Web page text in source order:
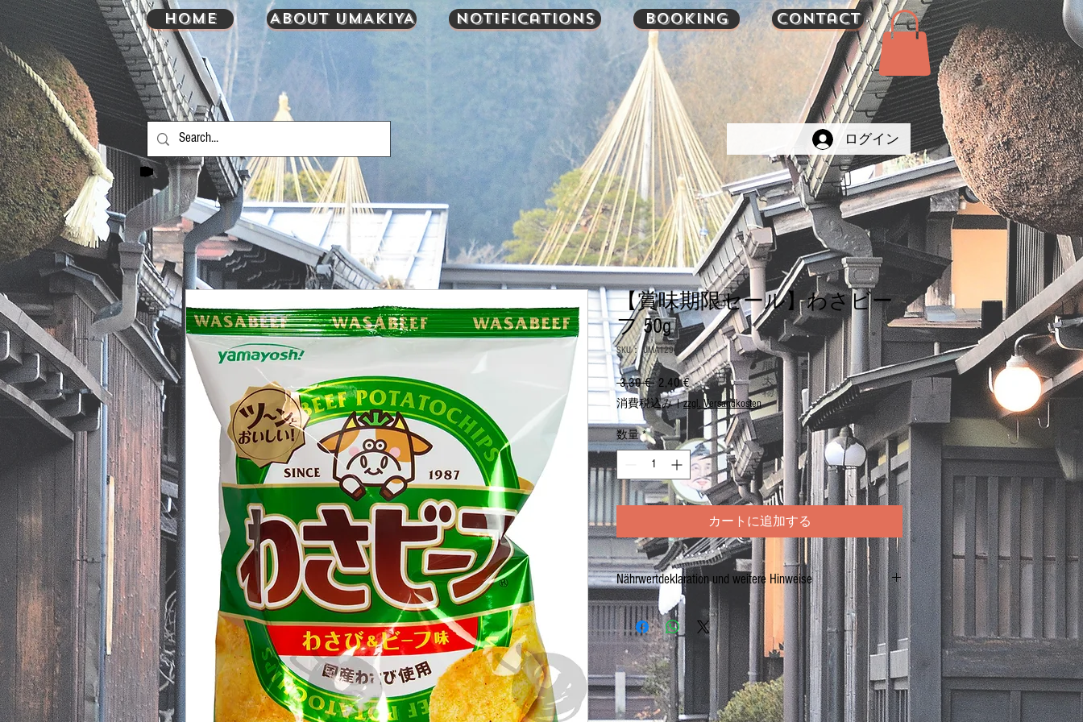
ログイン
【賞味期限セール】わさビー
フ 50g
SKU： UMA1294
3,30 € 通
常
価
格
2,40 €セ
ー
価
格
消費税込み|zzgl. Versandkosten
数量 *
カートに追加する
Nährwertdeklaration und weitere Hinweise
HOME About UMAKIYA Notifications Booking Contact